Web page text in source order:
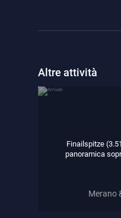
Altre attività
Finailspitze
panoramica
Merano